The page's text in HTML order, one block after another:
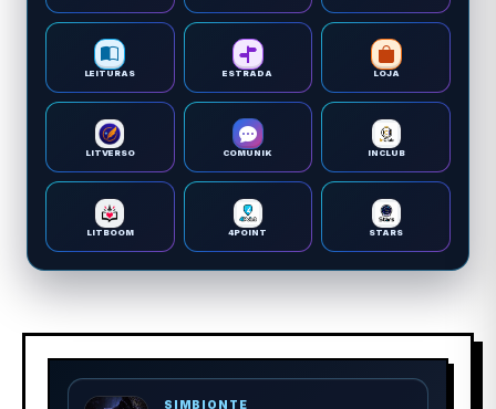
LEITURAS ESTRADA LOJA
LITVERSO COMUNIK INCLUB
LITBOOM 4POINT STARS
SIMBIONTE